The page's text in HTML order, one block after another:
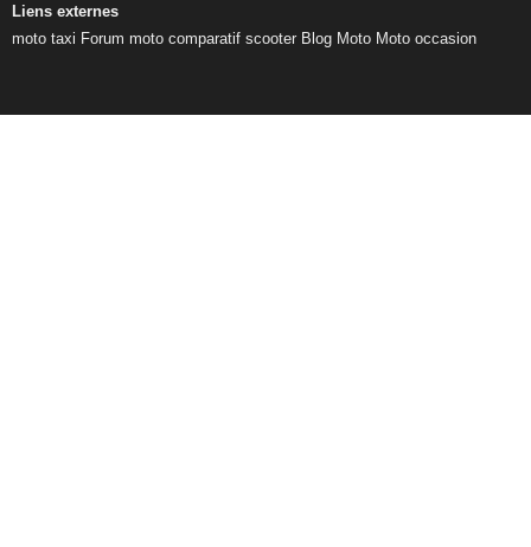
Liens externes
moto taxi Forum moto comparatif scooter Blog Moto Moto occasion